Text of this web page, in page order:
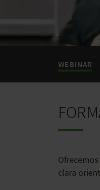
WEBINAR
clara